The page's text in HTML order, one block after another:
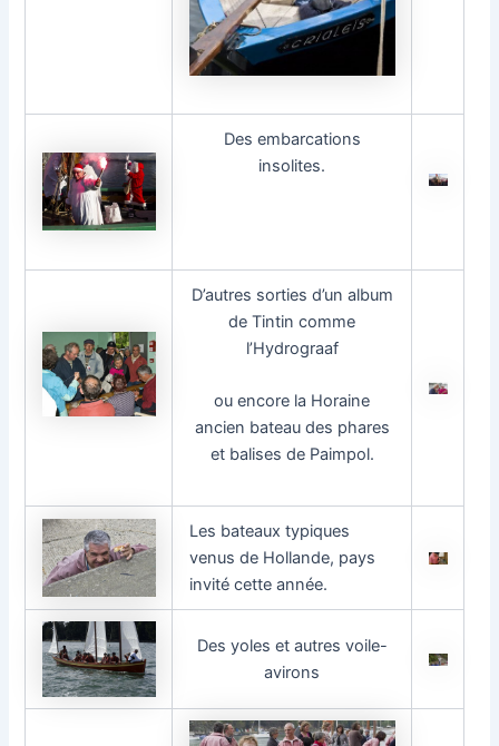
Des embarcations
insolites.
D’autres sorties d’un album
de Tintin comme
l’Hydrograaf
ou encore la Horaine
ancien bateau des phares
et balises de Paimpol.
Les bateaux typiques
venus de Hollande, pays
invité cette année.
Des yoles et autres voile-
avirons